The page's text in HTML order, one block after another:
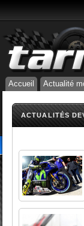
Accueil Actualité
ACTUALITÉS